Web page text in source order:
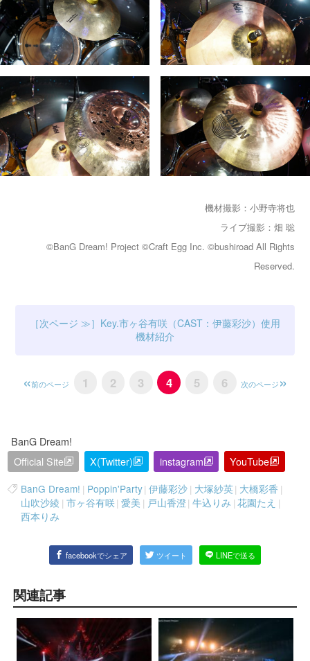
機材撮影：小野寺将也
ライブ撮影：畑 聡
©BanG Dream! Project ©Craft Egg Inc. ©bushiroad All Rights
Reserved.
Key.市ヶ谷有咲（CAST：伊藤彩沙）使用
機材紹介
前のページ 1 2 3 4 5 6 次のページ
BanG Dream!
Official Site
X(Twitter) instagram YouTube
BanG Dream! | Poppin'Party| 伊藤彩沙 | 大塚紗英| 大橋彩香 |
山吹沙綾 | 市ヶ谷有咲| 愛美 | 戸山香澄 | 牛込りみ | 花園たえ |
西本りみ
facebookでシェア ツイート LINEで送る
関連記事